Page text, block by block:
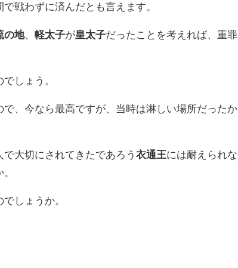
戦わずに済んだとも言えます。
の地、軽太子が皇太子だったことを考えれば、重罪
しょう。
で、今なら最高ですが、当時は淋しい場所だったか
で大切にされてきたであろう衣通王には耐えられな
しょうか。